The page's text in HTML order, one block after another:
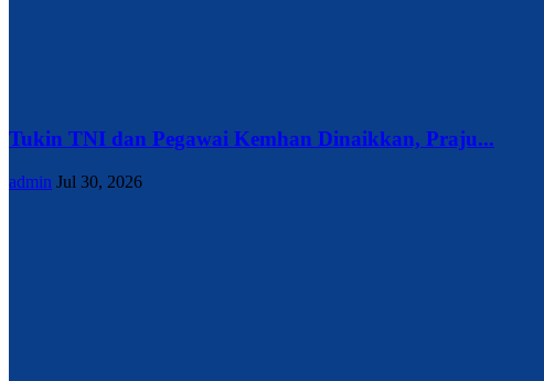
Tukin TNI dan Pegawai Kemhan Dinaikkan, Praju...
admin Jul 30, 2026